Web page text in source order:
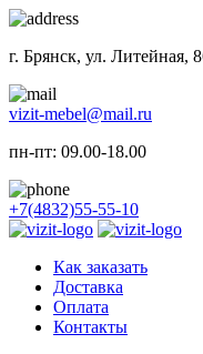
г. Брянск, ул. Литейная,
vizit-mebel@mail.ru
пн-пт: 09.00-18.00
+7(4832)55-55-10
Как заказать
Доставка
Оплата
Контакты